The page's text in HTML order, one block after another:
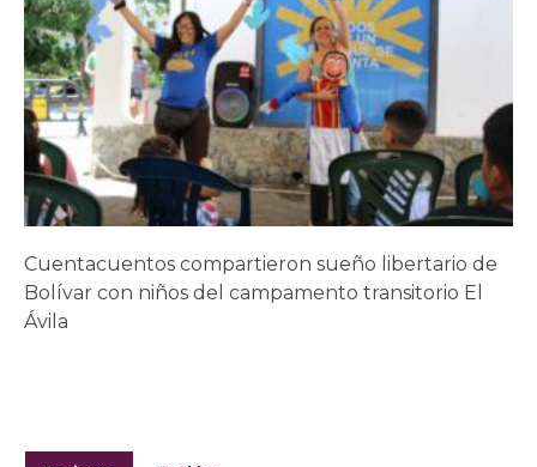
Cuentacuentos compartieron sueño libertario de
Bolívar con niños del campamento transitorio El
Ávila